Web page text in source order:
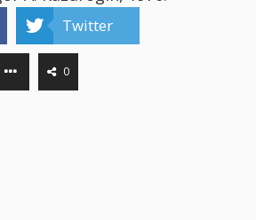
Twitter
0